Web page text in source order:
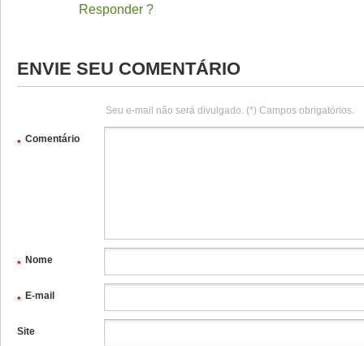
Responder
ENVIE SEU COMENTÁRIO
Seu e-mail não será divulgado. (*) Campos obrigatórios.
Comentário
*
Nome
*
E-mail
*
Site